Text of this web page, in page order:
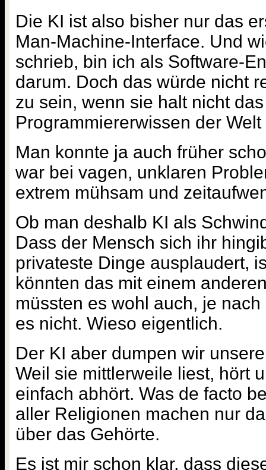
Die KI ist also bisher nur das
Man-Machine-Interface. Und
schrieb, bin ich als Software-
darum. Doch das würde nicht
zu sein, wenn sie halt nicht
Programmiererwissen der
Man konnte ja auch früher
war bei vagen, unklaren
extrem mühsam und
Ob man deshalb KI als
Dass der Mensch sich ihr
privateste Dinge ausplaudert,
könnten das mit einem
müssten es wohl auch, je
es nicht. Wieso eigentlich.
Der KI aber dumpen wir
Weil sie mittlerweile liest, hört
einfach abhört. Was de facto
aller Religionen machen nur
über das Gehörte.
Es ist mir schon klar, dass